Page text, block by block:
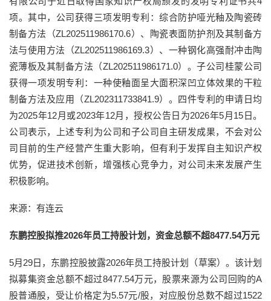
项。其中，公司获得三项发明专利：综合防护哑光釉及陶瓷砖
制备方法（ZL202511986170.6）、陶瓷表面防护剂及其制备方
法与使用方法（ZL202511986169.3）、一种钢化高强耐冲击陶
瓷薄板及其制备方法（ZL202511986171.0）。子公司桂蒙公司
获得一项发明专利：一种使釉面呈大面积深凹立体效果的干粒
制备方法及应用（ZL202311733841.9）。四件专利的申请日均
为2025年12月或2023年12月，授权公告日为2026年5月15日。
公司表示，上述专利为公司和子公司自主研发成果，不会对公
司目前的生产经营产生重大影响，但有利于发挥自主知识产权
优势，促进技术创新，增强核心竞争力，对公司未来发展产生
积极影响。
来源：有连云
东鹏控股拟推2026年员工持股计划，资金总额不超8477.54万元
5月29日，东鹏控股披露2026年员工持股计划（草案）。该计划
拟募集资金总额不超过8477.54万元，股票来源为公司回购的A
股普通股，受让价格定为5.57元/股，对应股份总数不超过1522